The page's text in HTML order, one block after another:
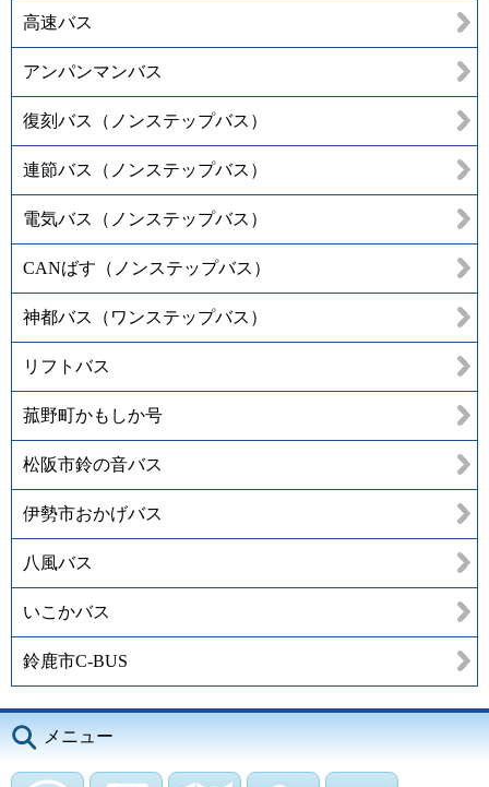
高速バス
アンパンマンバス
復刻バス（ノンステップバス）
連節バス（ノンステップバス）
電気バス（ノンステップバス）
CANばす（ノンステップバス）
神都バス（ワンステップバス）
リフトバス
菰野町かもしか号
松阪市鈴の音バス
伊勢市おかげバス
八風バス
いこかバス
鈴鹿市C-BUS
メニュー